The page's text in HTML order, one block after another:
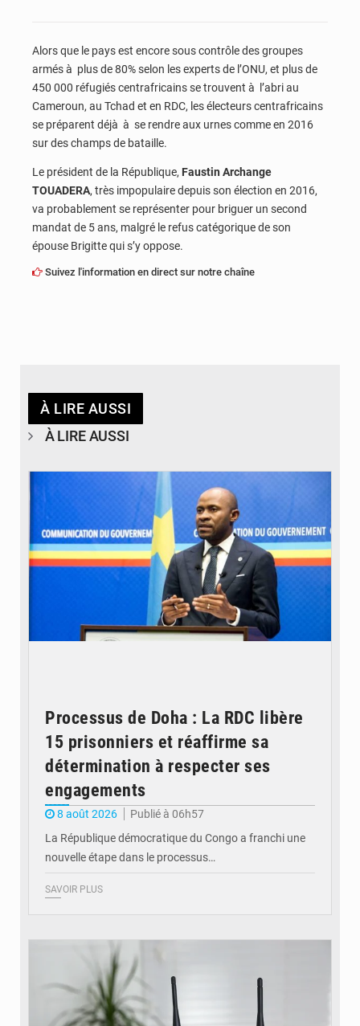
Alors que le pays est encore sous contrôle des groupes
armés à plus de 80% selon les experts de l’ONU, et plus de
450 000 réfugiés centrafricains se trouvent à l’abri au
Cameroun, au Tchad et en RDC, les électeurs centrafricains
se préparent déjà à se rendre aux urnes comme en 2016
sur des champs de bataille.
Le président de la République, Faustin Archange
TOUADERA, très impopulaire depuis son élection en 2016,
va probablement se représenter pour briguer un second
mandat de 5 ans, malgré le refus catégorique de son
épouse Brigitte qui s’y oppose.
Suivez l'information en direct sur notre chaîne
À LIRE AUSSI
À LIRE AUSSI
Processus de Doha : La RDC libère
15 prisonniers et réaffirme sa
détermination à respecter ses
engagements
8 août 2026
Publié à 06h57
La République démocratique du Congo a franchi une
nouvelle étape dans le processus…
SAVOIR PLUS